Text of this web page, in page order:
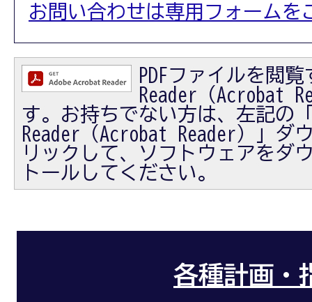
お問い合わせは専用フォームを
PDFファイルを閲
Reader（Acrobat
す。お持ちでない方は、左記の
Reader（Acrobat Reader）」ダ
リックして、ソフトウェアをダ
トールしてください。
各種計画・